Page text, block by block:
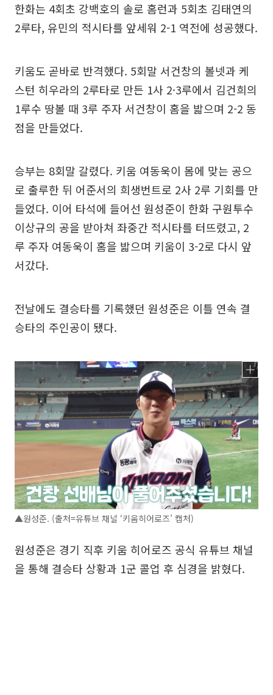
한화는 4회초 강백호의 솔로 홈런과 5회초 김태연의
2루타, 유민의 적시타를 앞세워 2-1 역전에 성공했다.
키움도 곧바로 반격했다. 5회말 서건창의 볼넷과 케
스턴 히우라의 2루타로 만든 1사 2·3루에서 김건희의
1루수 땅볼 때 3루 주자 서건창이 홈을 밟으며 2-2 동
점을 만들었다.
승부는 8회말 갈렸다. 키움 여동욱이 몸에 맞는 공으
로 출루한 뒤 어준서의 희생번트로 2사 2루 기회를 만
들었다. 이어 타석에 들어선 원성준이 한화 구원투수
이상규의 공을 받아쳐 좌중간 적시타를 터뜨렸고, 2
루 주자 여동욱이 홈을 밟으며 키움이 3-2로 다시 앞
서갔다.
전날에도 결승타를 기록했던 원성준은 이틀 연속 결
승타의 주인공이 됐다.
▲원성준. (출처=유튜브 채널 ‘키움히어로즈’ 캡처)
원성준은 경기 직후 키움 히어로즈 공식 유튜브 채널
을 통해 결승타 상황과 1군 콜업 후 심경을 밝혔다.